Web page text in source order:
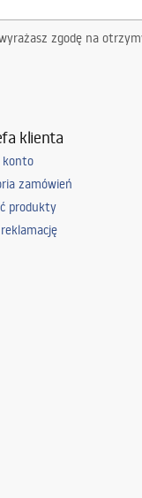
zgodę na
klienta
konto
zamówień
produkty